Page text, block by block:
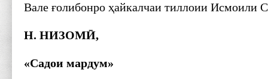
Вале ғолибонро ҳайкалчаи тиллоии Исмоили
Н. НИЗОМӢ,
«Садои мардум»